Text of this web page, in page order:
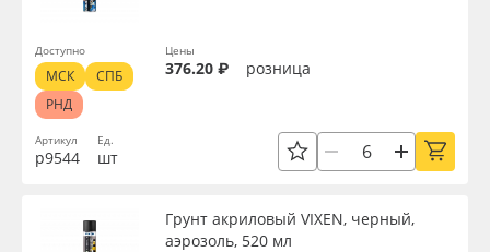
Артикул
р9544
Ед.
шт
Цены
376.20 ₽ розница
Доступно
МСК
СПБ
РНД
Грунт акриловый VIXEN, черный,
аэрозоль, 520 мл